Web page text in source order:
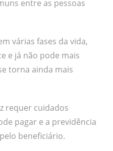
entre as pessoas
várias fases da vida,
e já não pode mais
torna ainda mais
requer cuidados
pagar e a previdência
beneficiário.